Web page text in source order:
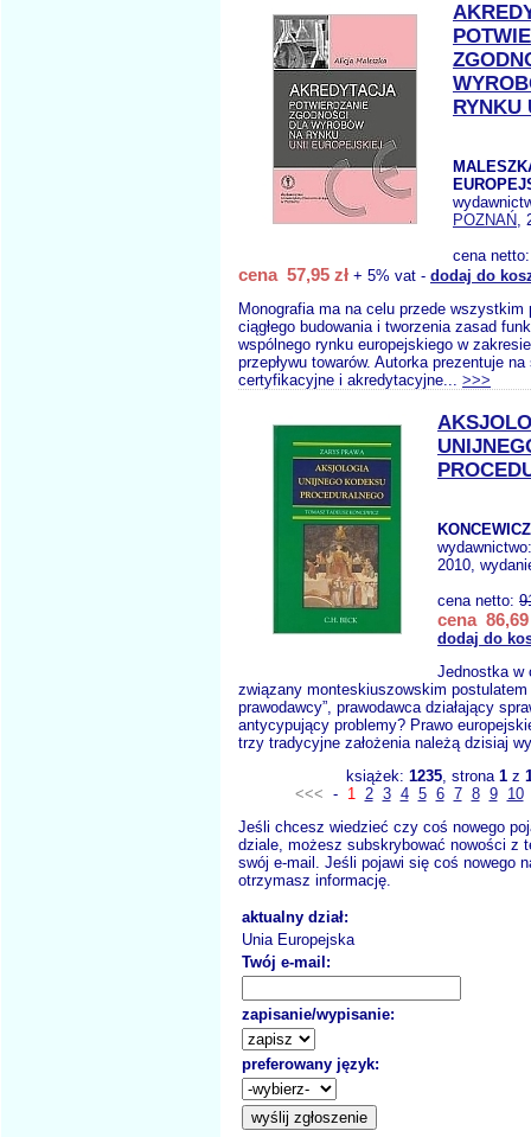
RYNKU
POZNAŃ,
cena
cena 57,95 zł + 5% vat - dodaj do
Monografia ma na celu przede wszystkim
ciągłego budowania i tworzenia zasad
wspólnego rynku europejskiego w
przepływu towarów. Autorka prezentuje
certyfikacyjne i akredytacyjne... >>>
2010,
cena netto:
cena 86,69
dodaj do
Jednostka w
związany monteskiuszowskim postulatem
prawodawcy”, prawodawca działający
antycypujący problemy? Prawo
trzy tradycyjne założenia należą dzisiaj
książek: 1235, strona 1z
<<< - 1 2 3 4 5 6 7 8 9
10
Jeśli chcesz wiedzieć czy coś nowego
dziale, możesz subskrybować nowości z
swój e-mail. Jeśli pojawi się coś nowego
otrzymasz informację.
aktualny dział:
Unia Europejska
Twój e-mail:
zapisanie/wypisanie:
preferowany język: